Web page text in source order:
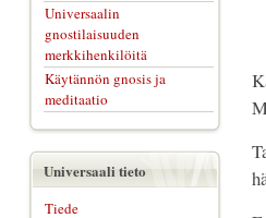
Universaalin
gnostilaisuuden
merkkihenkilöitä
Käytännön gnosis ja
meditaatio
Universaali tieto
Tiede